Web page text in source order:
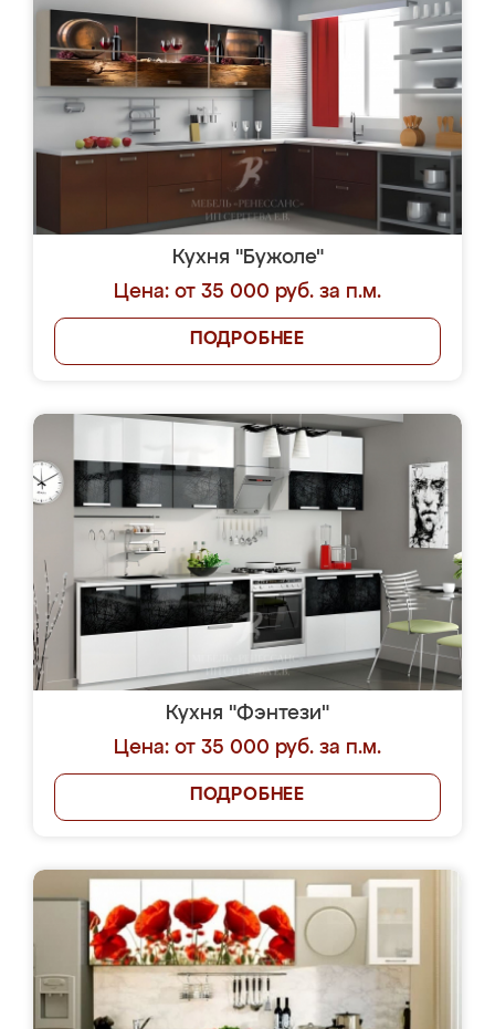
Кухня "Бужоле"
Цена: от 35 000 руб. за п.м.
ПОДРОБНЕЕ
Кухня "Фэнтези"
Цена: от 35 000 руб. за п.м.
ПОДРОБНЕЕ